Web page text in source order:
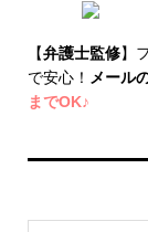
【弁護士監修】
で安心！ メール
までOK♪